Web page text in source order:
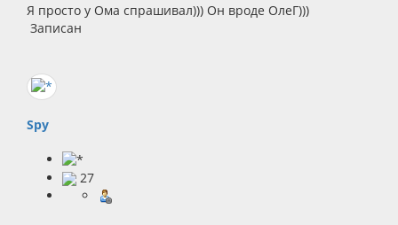
Я просто у Ома спрашивал))) Он вроде ОлеГ)))
Записан
Spy
27